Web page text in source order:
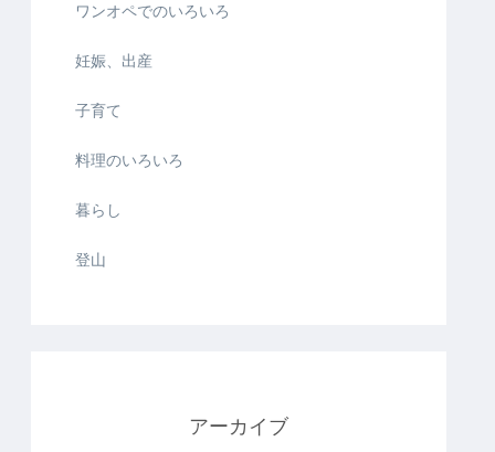
ワンオペでのいろいろ
妊娠、出産
子育て
料理のいろいろ
暮らし
登山
アーカイブ